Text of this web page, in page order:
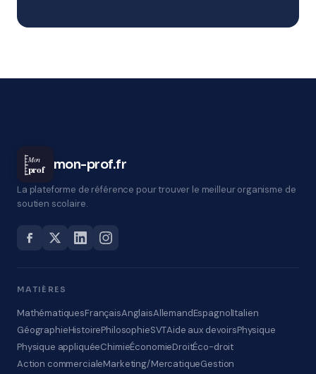
Mon
prof mon-prof.fr
La plateforme de référence pour trouver le meilleur organisme de
soutien scolaire.
MATIÈRES
MathématiquesFrançaisAnglaisAllemandEspagnolItalien
GéographieHistoirePhilosophieSVTAide aux devoirsPhysique
Physique appliquéeChimieÉconomieDroitÉco-droit
Action commercialeMarketing/MercatiqueGestion